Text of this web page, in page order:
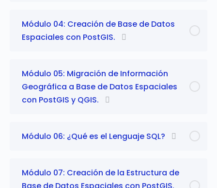
Módulo 04: Creación de Base de Datos
Espaciales con PostGIS.
Módulo 05: Migración de Información
Geográfica a Base de Datos Espaciales
con PostGIS y QGIS.
Módulo 06: ¿Qué es el Lenguaje SQL?
Módulo 07: Creación de la Estructura de
Base de Datos Espaciales con PostGIS.